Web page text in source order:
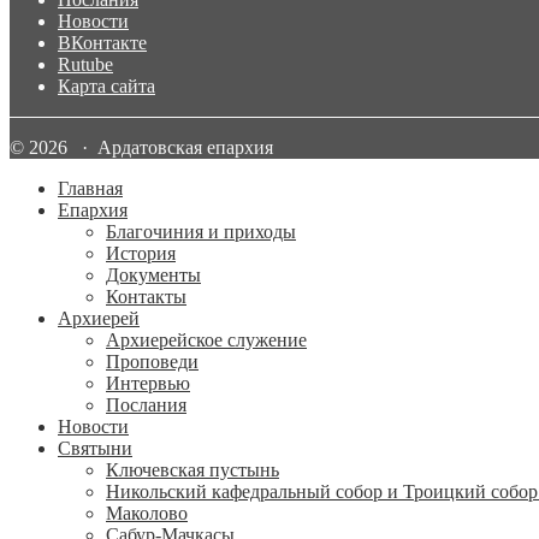
Новости
ВКонтакте
Rutube
Карта сайта
© 2026 · Ардатовская епархия
Главная
Епархия
Благочиния и приходы
История
Документы
Контакты
Архиерей
Архиерейское служение
Проповеди
Интервью
Послания
Новости
Святыни
Ключевская пустынь
Никольский кафедральный собор и Троицкий собор
Маколово
Сабур-Мачкасы